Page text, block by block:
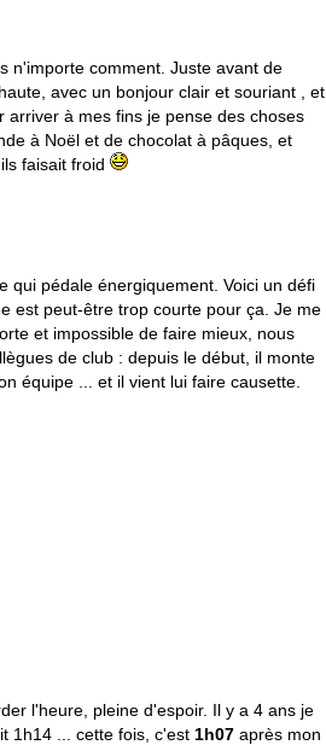
n'importe comment. Juste avant de
avec un bonjour clair et souriant , et
arriver à mes fins je pense des choses
à Noël et de chocolat à pâques, et
faisait froid
qui pédale énergiquement. Voici un défi
est peut-être trop courte pour ça. Je me
et impossible de faire mieux, nous
de club : depuis le début, il monte
équipe ... et il vient lui faire causette.
l'heure, pleine d'espoir. Il y a 4 ans je
1h14 ... cette fois, c'est 1h07 après mon